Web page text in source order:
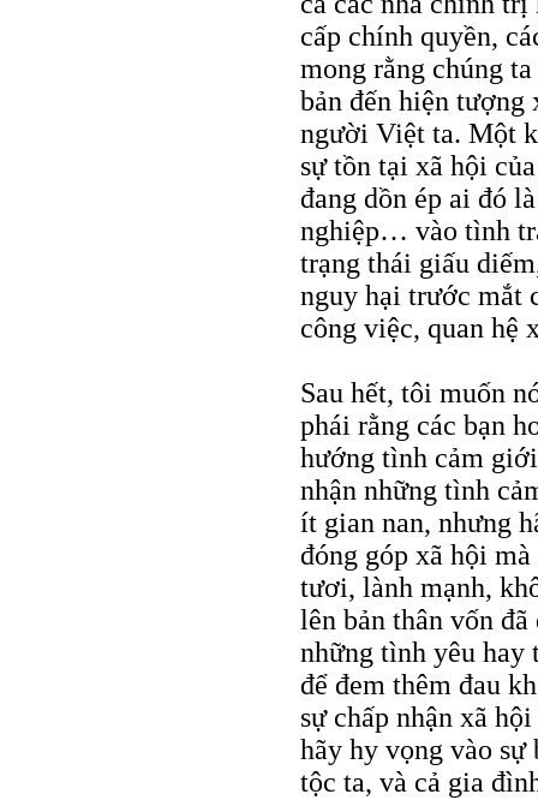
cấp chính quyền,
mong rằng chúng
bản đến hiện tượng
người Việt ta. Một
sự tồn tại xã hội
đang dồn ép ai đó
nghiệp… vào tình
trạng thái giấu
nguy hại trước mắt
công việc, quan hệ
Sau hết, tôi muốn
phái rằng các bạn
hướng tình cảm
nhận những tình
ít gian nan, nhưng
đóng góp xã hội
tươi, lành mạnh,
lên bản thân vốn
những tình yêu hay
để đem thêm đau
sự chấp nhận xã
hãy hy vọng vào sự
tộc ta, và cả gia